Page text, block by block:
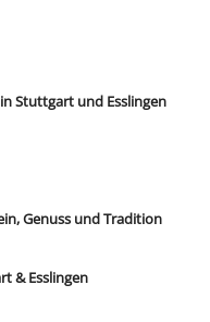
Stuttgart und Esslingen
Genuss und Tradition
& Esslingen